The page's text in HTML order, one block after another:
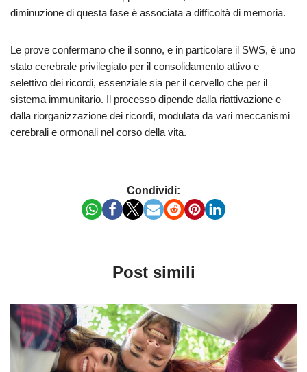
diminuzione di questa fase è associata a difficoltà di memoria.
Le prove confermano che il sonno, e in particolare il SWS, è uno
stato cerebrale privilegiato per il consolidamento attivo e
selettivo dei ricordi, essenziale sia per il cervello che per il
sistema immunitario. Il processo dipende dalla riattivazione e
dalla riorganizzazione dei ricordi, modulata da vari meccanismi
cerebrali e ormonali nel corso della vita.
Condividi:
Post simili